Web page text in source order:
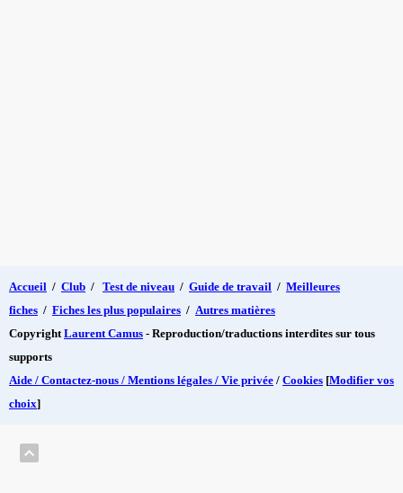
Accueil / Club / Test de niveau / Guide de travail / Meilleures
fiches / Fiches les plus populaires / Autres matières
Copyright Laurent Camus - Reproduction/traductions interdites sur tous
supports
Aide / Contactez-nous / Mentions légales / Vie privée / Cookies [Modifier vos
choix]